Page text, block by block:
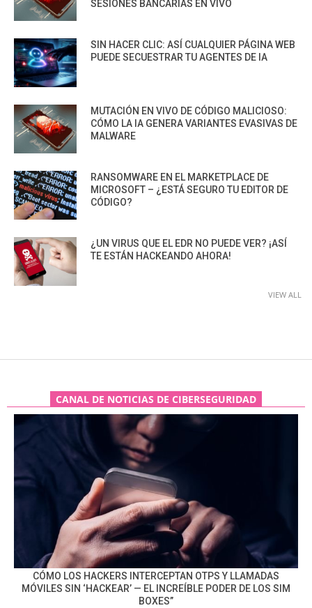
SESIONES BANCARIAS EN VIVO
SIN HACER CLIC: ASÍ CUALQUIER PÁGINA WEB
PUEDE SECUESTRAR TU AGENTES DE IA
MUTACIÓN EN VIVO DE CÓDIGO MALICIOSO:
CÓMO LA IA GENERA VARIANTES EVASIVAS DE
MALWARE
RANSOMWARE EN EL MARKETPLACE DE
MICROSOFT – ¿ESTÁ SEGURO TU EDITOR DE
CÓDIGO?
¿UN VIRUS QUE EL EDR NO PUEDE VER? ¡ASÍ
TE ESTÁN HACKEANDO AHORA!
VIEW ALL
CANAL DE NOTICIAS DE CIBERSEGURIDAD
CÓMO LOS HACKERS INTERCEPTAN OTPS Y LLAMADAS
MÓVILES SIN ‘HACKEAR’ — EL INCREÍBLE PODER DE LOS SIM
BOXES”